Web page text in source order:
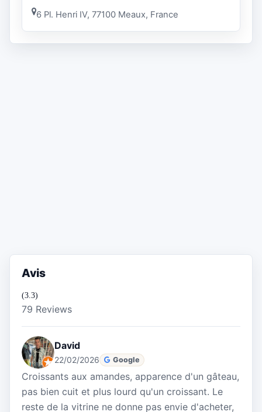
6 Pl. Henri IV, 77100 Meaux, France
Avis
(3.3)
79 Reviews
David
22/02/2026 Google
Croissants aux amandes, apparence d'un gâteau,
pas bien cuit et plus lourd qu'un croissant. Le
reste de la vitrine ne donne pas envie d'acheter,